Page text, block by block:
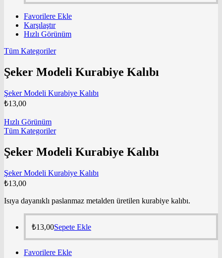
Favorilere Ekle
Karşılaştır
Hızlı Görünüm
Tüm Kategoriler
Şeker Modeli Kurabiye Kalıbı
Şeker Modeli Kurabiye Kalıbı
₺13,00
Hızlı Görünüm
Tüm Kategoriler
Şeker Modeli Kurabiye Kalıbı
Şeker Modeli Kurabiye Kalıbı
₺13,00
Isıya dayanıklı paslanmaz metalden üretilen kurabiye kalıbı.
₺13,00Sepete Ekle
Favorilere Ekle